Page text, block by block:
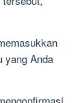
yang Anda